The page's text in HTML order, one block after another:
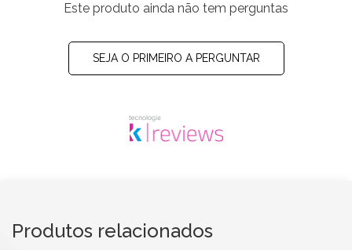
Este produto ainda não tem perguntas
SEJA O PRIMEIRO A PERGUNTAR
Produtos relacionados